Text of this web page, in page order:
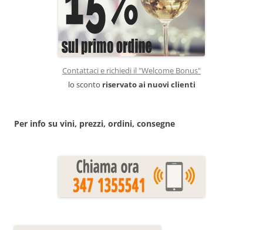
Contattaci e richiedi il "Welcome Bonus"
lo sconto riservato ai nuovi clienti
Per info su vini, prezzi, ordini, consegne